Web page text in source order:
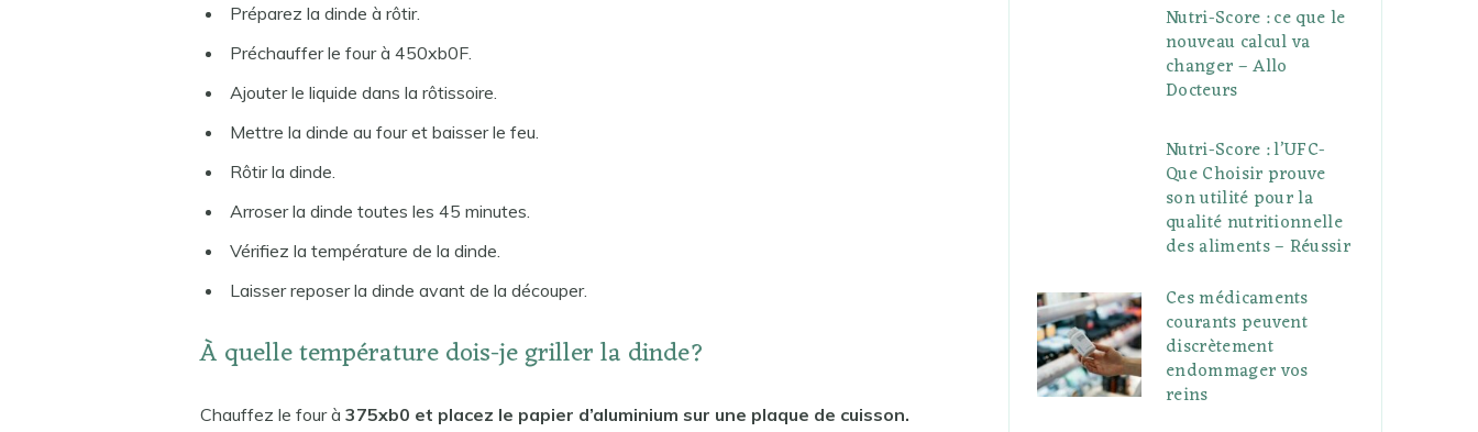
Préparez la dinde à rôtir.
Préchauffer le four à 450xb0F.
Ajouter le liquide dans la rôtissoire.
Mettre la dinde au four et baisser le feu.
Rôtir la dinde.
Arroser la dinde toutes les 45 minutes.
Vérifiez la température de la dinde.
Laisser reposer la dinde avant de la découper.
À quelle température dois-je griller la dinde?
Chauffez le four à 375xb0 et placez le papier d’aluminium sur une plaque de cuisson.
Nutri-Score : ce que le
nouveau calcul va
changer – Allo
Docteurs
Nutri-Score : l’UFC-
Que Choisir prouve
son utilité pour la
qualité nutritionnelle
des aliments – Réussir
Ces médicaments
courants peuvent
discrètement
endommager vos
reins